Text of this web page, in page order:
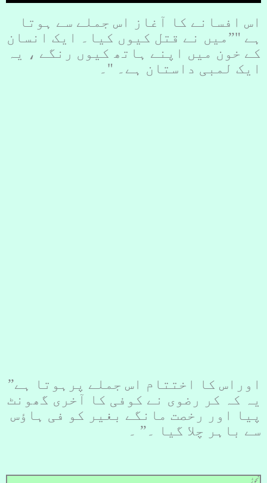
اس افسانے کا آغاز اس جملے سے ہوتا
ہے "”میں نے قتل کیوں کیا۔ ایک انسان
کے خون میں اپنے ہاتھ کیوں رنگے ، یہ
ایک لمبی داستان ہے۔ "۔
اوراس کا اختتام اس جملے پرہوتا ہے”
یہ کہ کر رضوی نے کوفی کا آخری گھونٹ
پیا اور رخصت مانگے بغیر کو فی ہاؤس
سے باہر چلا گیا ۔” ۔